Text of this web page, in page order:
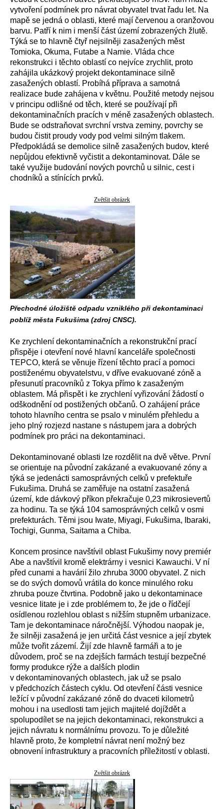
vytvoření podmínek pro návrat obyvatel trvat řadu let. Na
mapě se jedná o oblasti, které mají červenou a oranžovou
barvu. Patří k nim i menší část území zobrazených žlutě.
Týká se to hlavně čtyř nejsilněji zasažených měst
Tomioka, Okuma, Futabe a Namie. Vláda chce
rekonstrukci i těchto oblastí co nejvíce zrychlit, proto
zahájila ukázkový projekt dekontaminace silně
zasažených oblastí. Probíhá příprava a samotná
realizace bude zahájena v květnu. Použité metody nejsou
v principu odlišné od těch, které se používají při
dekontaminačních pracích v méně zasažených oblastech.
Bude se odstraňovat svrchní vrstva zeminy, povrchy se
budou čistit proudy vody pod velmi silným tlakem.
Předpokládá se demolice silně zasažených budov, které
nepůjdou efektivně vyčistit a dekontaminovat. Dále se
také využije budování nových povrchů u silnic, cest i
chodníků a stínících prvků.
Zvětšit obrázek
Přechodné úložiště odpadu vzniklého při dekontaminaci
poblíž města Fukušima (zdroj CNSC).
Ke zrychlení dekontaminačních a rekonstrukční prací
přispěje i otevření nové hlavní kanceláře společnosti
TEPCO, která se věnuje řízení těchto prací a pomoci
postiženému obyvatelstvu, v dříve evakuované zóně a
přesunutí pracovníků z Tokya přímo k zasaženým
oblastem. Má přispět i ke zrychlení vyřizování žádostí o
odškodnění od postižených občanů. O zahájení práce
tohoto hlavního centra se psalo v minulém přehledu a
jeho plný rozjezd nastane s nástupem jara a dobrých
podmínek pro práci na dekontaminaci.
Dekontaminované oblasti lze rozdělit na dvě větve. První
se orientuje na původní zakázané a evakuované zóny a
týká se jedenácti samosprávných celků v prefektuře
Fukušima. Druhá se zaměřuje na ostatní zasažená
území, kde dávkový příkon překračuje 0,23 mikrosievertů
za hodinu. Ta se týká 104 samosprávných celků v osmi
prefekturách. Těmi jsou Iwate, Miyagi, Fukušima, Ibaraki,
Tochigi, Gunma, Saitama a Chiba.
Koncem prosince navštívil oblast Fukušimy novy premiér
Abe a navštívil kromě elektrárny i vesnici Kawauchi. V ní
před cunami a havárií žilo zhruba 3000 obyvatel. Z nich
se do svých domovů vrátila do konce minulého roku
zhruba pouze čtvrtina. Podobně jako u dekontaminace
vesnice Iitate je i zde problémem to, že jde o řídčejí
osídlenou rozlehlou oblast s nižším stupněm urbanizace.
Tam je dekontaminace náročnější. Výhodou naopak je,
že silněji zasažená je jen určitá část vesnice a její zbytek
může tvořit zázemí. Žijí zde hlavně farmáři a to je
důvodem, proč se na zdejších farmách testují bezpečné
formy produkce rýže a dalších plodin
v dekontaminovaných oblastech, jak už se psalo
v předchozích částech cyklu. Od otevření části vesnice
ležící v původní zakázané zóně do dvaceti kilometrů
mohou i na usedlosti tam jejich majitelé dojíždět a
spolupodílet se na jejich dekontaminaci, rekonstrukci a
jejich návratu k normálnímu provozu. To je důležité
hlavně proto, že kompletní návrat není možný bez
obnovení infrastruktury a pracovních příležitostí v oblasti.
Zvětšit obrázek